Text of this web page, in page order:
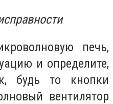
печь,
и определите,
будь то кнопки
вентилятор